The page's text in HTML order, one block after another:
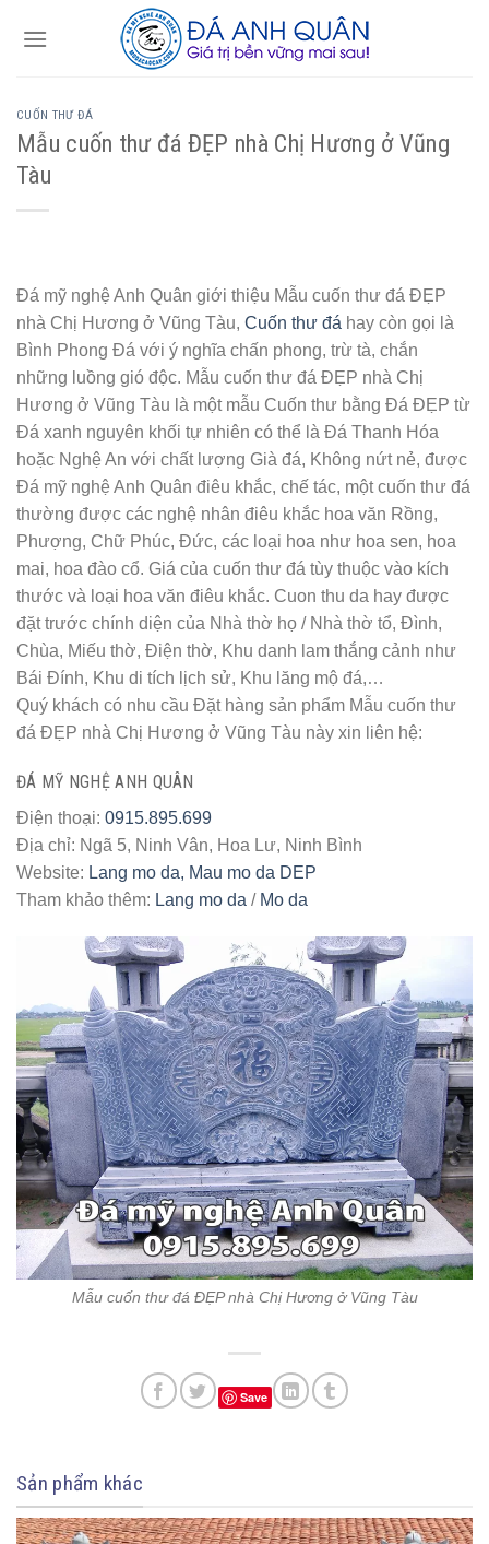
CUỐN THƯ ĐÁ
Mẫu cuốn thư đá ĐẸP nhà Chị Hương ở Vũng
Tàu
Đá mỹ nghệ Anh Quân giới thiệu Mẫu cuốn thư đá ĐẸP
nhà Chị Hương ở Vũng Tàu, Cuốn thư đá hay còn gọi là
Bình Phong Đá với ý nghĩa chấn phong, trừ tà, chắn
những luồng gió độc. Mẫu cuốn thư đá ĐẸP nhà Chị
Hương ở Vũng Tàu là một mẫu Cuốn thư bằng Đá ĐẸP từ
Đá xanh nguyên khối tự nhiên có thể là Đá Thanh Hóa
hoặc Nghệ An với chất lượng Già đá, Không nứt nẻ, được
Đá mỹ nghệ Anh Quân điêu khắc, chế tác, một cuốn thư đá
thường được các nghệ nhân điêu khắc hoa văn Rồng,
Phượng, Chữ Phúc, Đức, các loại hoa như hoa sen, hoa
mai, hoa đào cổ. Giá của cuốn thư đá tùy thuộc vào kích
thước và loại hoa văn điêu khắc. Cuon thu da hay được
đặt trước chính diện của Nhà thờ họ / Nhà thờ tổ, Đình,
Chùa, Miếu thờ, Điện thờ, Khu danh lam thắng cảnh như
Bái Đính, Khu di tích lịch sử, Khu lăng mộ đá,…
Quý khách có nhu cầu Đặt hàng sản phẩm Mẫu cuốn thư
đá ĐẸP nhà Chị Hương ở Vũng Tàu này xin liên hệ:
ĐÁ MỸ NGHỆ ANH QUÂN
Điện thoại: 0915.895.699
Địa chỉ: Ngã 5, Ninh Vân, Hoa Lư, Ninh Bình
Website: Lang mo da, Mau mo da DEP
Tham khảo thêm: Lang mo da / Mo da
Mẫu cuốn thư đá ĐẸP nhà Chị Hương ở Vũng Tàu
Save
Sản phẩm khác